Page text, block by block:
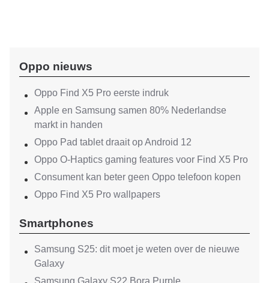
Oppo nieuws
Oppo Find X5 Pro eerste indruk
Apple en Samsung samen 80% Nederlandse
markt in handen
Oppo Pad tablet draait op Android 12
Oppo O-Haptics gaming features voor Find X5 Pro
Consument kan beter geen Oppo telefoon kopen
Oppo Find X5 Pro wallpapers
Smartphones
Samsung S25: dit moet je weten over de nieuwe
Galaxy